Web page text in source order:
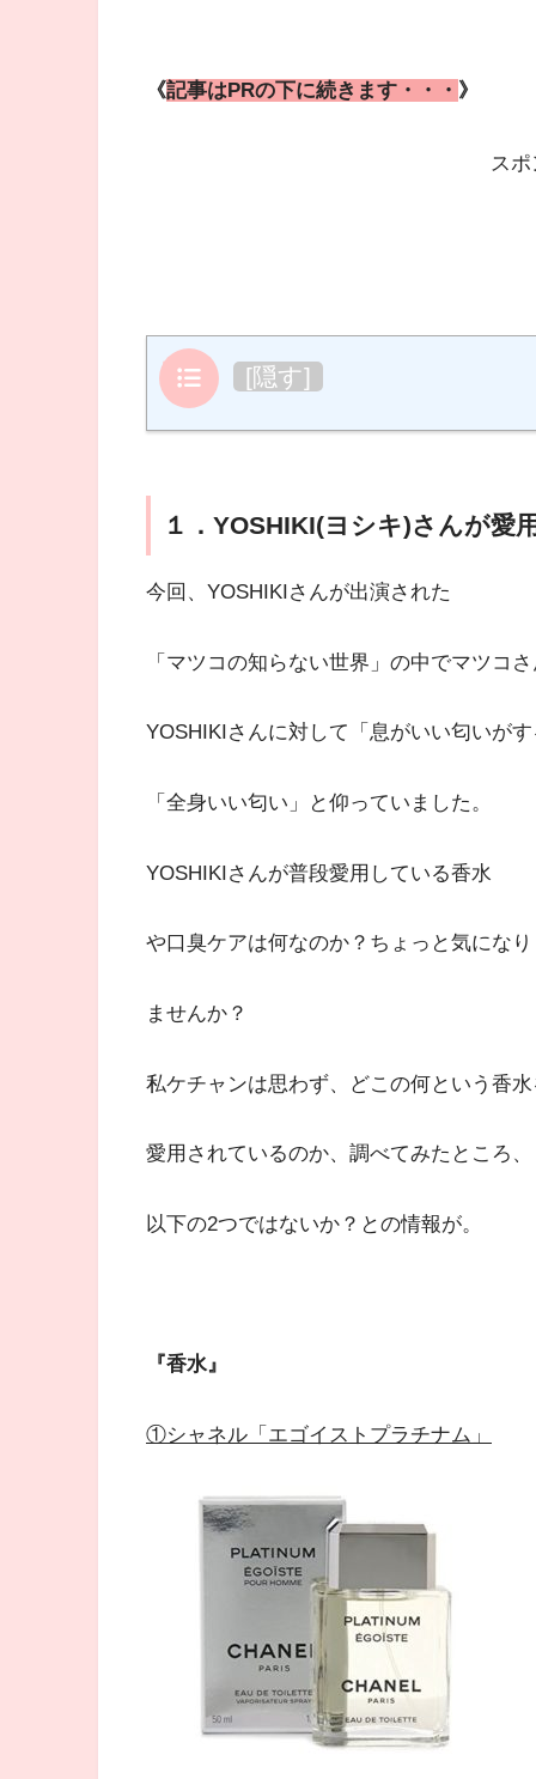
《記事はPRの下に続きます・・・ 》
ス
目次 [隠す]
１．YOSHIKI(ヨシキ)さんが愛
今回、YOSHIKIさんが出演された
「マツコの知らない世界」の中でマツコ
YOSHIKIさんに対して「息がいい匂いがす
「全身いい匂い」と仰っていました。
YOSHIKIさんが普段愛用している香水
や口臭ケアは何なのか？ちょっと気になり
ませんか？
私ケチャンは思わず、どこの何という香水
愛用されているのか、調べてみたところ、
以下の2つではないか？との情報が。
『香水』
①シャネル「エゴイストプラチナム」